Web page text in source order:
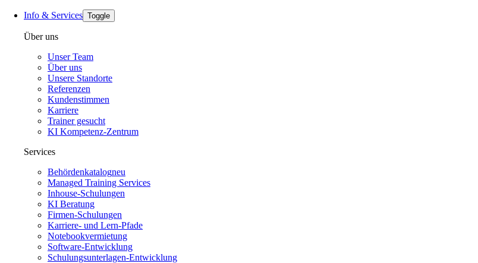
Info & Services Toggle
Über uns
Unser Team
Über uns
Unsere Standorte
Referenzen
Kundenstimmen
Karriere
Trainer gesucht
KI Kompetenz-Zentrum
Services
Behördenkatalogneu
Managed Training Services
Inhouse-Schulungen
KI Beratung
Firmen-Schulungen
Karriere- und Lern-Pfade
Notebookvermietung
Software-Entwicklung
Schulungsunterlagen-Entwicklung